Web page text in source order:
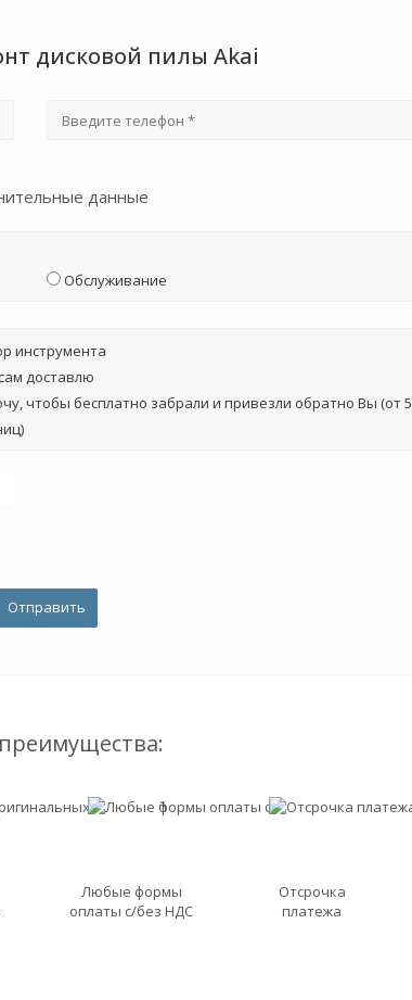
дисковой пилы Akai
данные
Обслуживание
инструмента
доставлю
чтобы бесплатно забрали и привезли обратно Вы (от 5
Любые формы
оплаты с/без НДС
Отсрочка
платежа